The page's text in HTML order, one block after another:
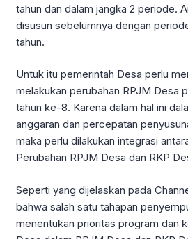
tahun dan dalam jangka 2 periode.
disusun sebelumnya dengan
tahun.
Untuk itu pemerintah Desa perlu
melakukan perubahan RPJM Desa
tahun ke-8. Karena dalam hal ini
anggaran dan percepatan
maka perlu dilakukan integrasi
Perubahan RPJM Desa dan RKP
Seperti yang dijelaskan pada
bahwa salah satu tahapan
menentukan prioritas program dan